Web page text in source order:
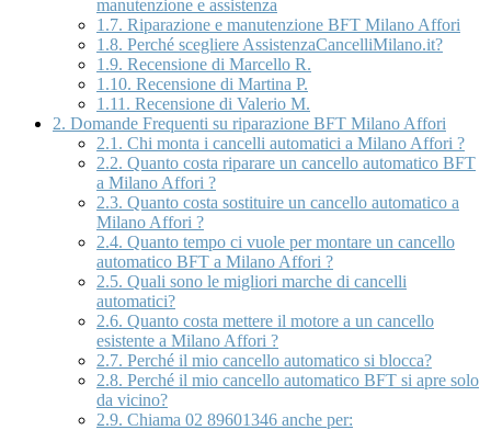
manutenzione e assistenza
1.7. Riparazione e manutenzione BFT Milano Affori
1.8. Perché scegliere AssistenzaCancelliMilano.it?
1.9. Recensione di Marcello R.
1.10. Recensione di Martina P.
1.11. Recensione di Valerio M.
2. Domande Frequenti su riparazione BFT Milano Affori
2.1. Chi monta i cancelli automatici a Milano Affori ?
2.2. Quanto costa riparare un cancello automatico BFT
a Milano Affori ?
2.3. Quanto costa sostituire un cancello automatico a
Milano Affori ?
2.4. Quanto tempo ci vuole per montare un cancello
automatico BFT a Milano Affori ?
2.5. Quali sono le migliori marche di cancelli
automatici?
2.6. Quanto costa mettere il motore a un cancello
esistente a Milano Affori ?
2.7. Perché il mio cancello automatico si blocca?
2.8. Perché il mio cancello automatico BFT si apre solo
da vicino?
2.9. Chiama 02 89601346 anche per: